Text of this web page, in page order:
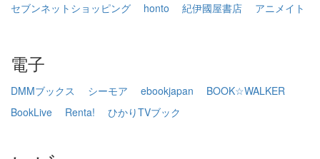
セブンネットショッピング
honto 紀伊國屋書店 アニメイト
電子
DMMブックス シーモア ebookjapan
BOOK☆WALKER
BookLive
Renta! ひかりTVブック